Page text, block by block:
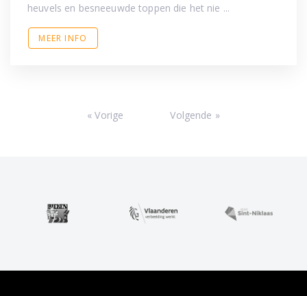
heuvels en besneeuwde toppen die het nie ...
MEER INFO
« Vorige Volgende »